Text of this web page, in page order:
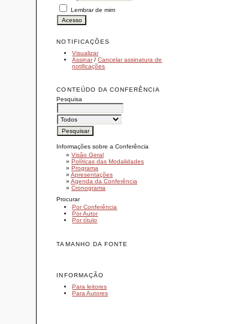
Lembrar de mim
NOTIFICAÇÕES
Visualizar
Assinar/Cancelar assinatura de
notificações
CONTEÚDO DA CONFERÊNCIA
Pesquisa
Informações sobre a Conferência
»Visão Geral
»Políticas das Modalidades
»Programa
»Apresentações
»Agenda da Conferência
»Cronograma
Procurar
Por Conferência
Por Autor
Por título
TAMANHO DA FONTE
INFORMAÇÃO
Para leitores
Para Autores